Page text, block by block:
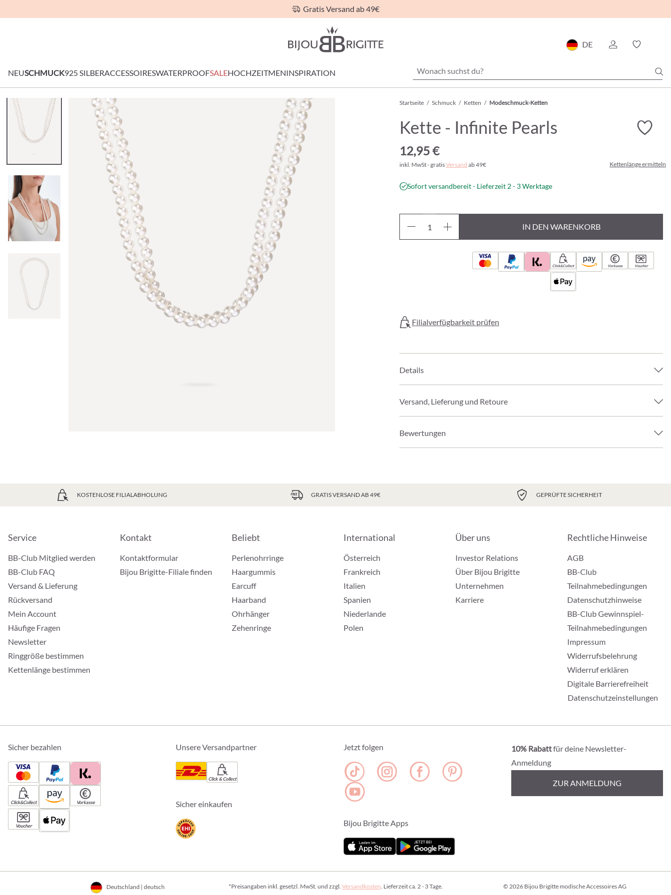
Gratis Versand ab 49€
DE
NEUSCHMUCK925 SILBERACCESSOIRESWATERPROOFSALEHOCHZEITMENINSPIRATION
Startseite / Schmuck / Ketten / Modeschmuck-Ketten
Kette - Infinite Pearls
12,95 €
inkl. MwSt - gratisVersand ab 49€ Kettenlänge ermitteln
Sofort versandbereit - Lieferzeit 2 - 3 Werktage
IN DEN WARENKORB
Click&Collect Vorkasse Voucher
Filialverfügbarkeit prüfen
Details
Versand, Lieferung und Retoure
Bewertungen
KOSTENLOSE FILIALABHOLUNG GRATIS VERSAND AB 49€ GEPRÜFTE SICHERHEIT
Service
BB-Club Mitglied werden
BB-Club FAQ
Versand & Lieferung
Rückversand
Mein Account
Häufige Fragen
Newsletter
Ringgröße bestimmen
Kettenlänge bestimmen
Kontakt
Kontaktformular
Bijou Brigitte-Filiale finden
Beliebt
Perlenohrringe
Haargummis
Earcuff
Haarband
Ohrhänger
Zehenringe
International
Österreich
Frankreich
Italien
Spanien
Niederlande
Polen
Über uns
Investor Relations
Über Bijou Brigitte
Unternehmen
Karriere
Rechtliche Hinweise
AGB
BB-Club
Teilnahmebedingungen
Datenschutzhinweise
BB-Club Gewinnspiel-
Teilnahmebedingungen
Impressum
Widerrufsbelehrung
Widerruf erklären
Digitale Barrierefreiheit
Datenschutzeinstellungen
Sicher bezahlen
Click&Collect Vorkasse
Voucher
Unsere Versandpartner
Click & Collect
Sicher einkaufen
Jetzt folgen
Bijou Brigitte Apps
10% Rabattfür deine Newsletter-
Anmeldung
ZUR ANMELDUNG
Deutschland | deutsch *Preisangaben inkl. gesetzl. MwSt. und zzgl. Versandkosten. Lieferzeit ca. 2 - 3 Tage. © 2026 Bijou Brigitte modische Accessoires AG